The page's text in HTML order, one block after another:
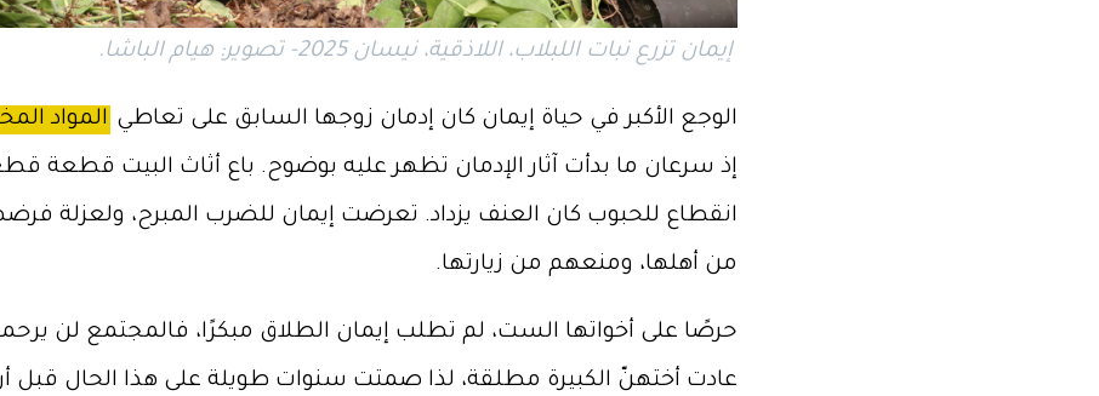
إيمان تزرع نبات اللبلاب، اللاذقية، نيسان 2025- تصوير: هيام الباشا.
الوجع الأكبر في حياة إيمان كان إدمان زوجها السابق على تعاطي المواد
إذ سرعان ما بدأت آثار الإدمان تظهر عليه بوضوح. باع أثاث البيت قطعة
انقطاع للحبوب كان العنف يزداد. تعرضت إيمان للضرب المبرح، ولعزلة
من أهلها، ومنعهم من زيارتها.
حرصًا على أخواتها الست، لم تطلب إيمان الطلاق مبكرًا، فالمجتمع لن
عادت أختهنّ الكبيرة مطلقة، لذا صمتت سنوات طويلة على هذا الحال قبل